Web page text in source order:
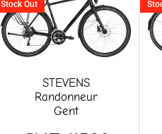
Stock Out
STEVENS
Randonneur
Gent